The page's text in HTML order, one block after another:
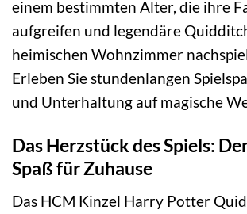
einem bestimmten Alter, die ihre
aufgreifen und legendäre
heimischen Wohnzimmer
Erleben Sie stundenlangen
und Unterhaltung auf magische
Das Herzstück des Spiels:
Spaß für Zuhause
Das HCM Kinzel Harry Potter